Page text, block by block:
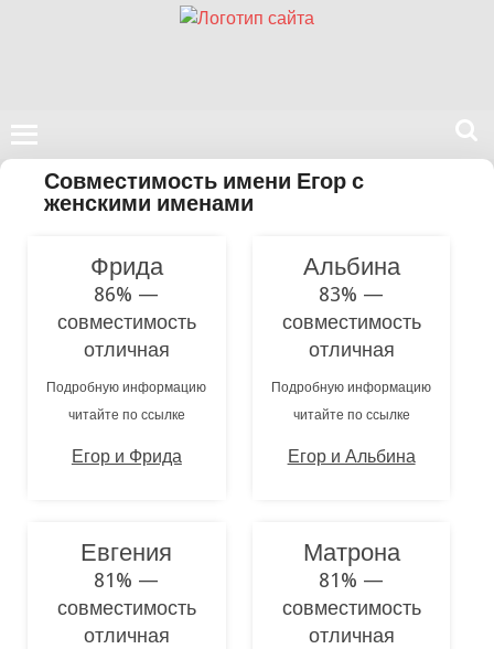
ПоискСовместимость имени Егор с
женскими именами
Фрида
86% —
совместимость
отличная
Подробную информацию
читайте по ссылке
Егор и Фрида
Альбина
83% —
совместимость
отличная
Подробную информацию
читайте по ссылке
Егор и Альбина
Евгения
81% —
совместимость
отличная
Матрона
81% —
совместимость
отличная